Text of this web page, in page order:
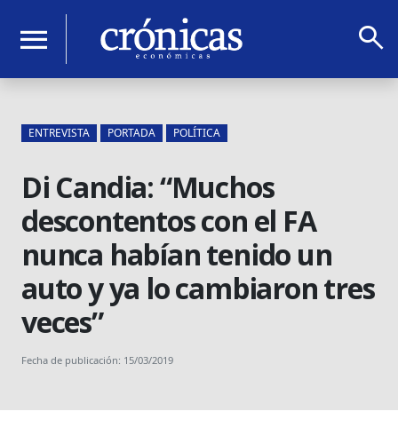
menu search
ENTREVISTA PORTADA POLÍTICA
Di Candia: “Muchos
descontentos con el FA
nunca habían tenido un
auto y ya lo cambiaron tres
veces”
Fecha de publicación: 15/03/2019